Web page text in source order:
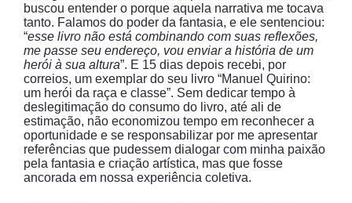
buscou entender o porque aquela narrativa me tocava
tanto. Falamos do poder da fantasia, e ele sentenciou:
“esse livro não está combinando com suas reflexões,
me passe seu endereço, vou enviar a história de um
herói à sua altura”. E 15 dias depois recebi, por
correios, um exemplar do seu livro “Manuel Quirino:
um herói da raça e classe”. Sem dedicar tempo à
deslegitimação do consumo do livro, até ali de
estimação, não economizou tempo em reconhecer a
oportunidade e se responsabilizar por me apresentar
referências que pudessem dialogar com minha paixão
pela fantasia e criação artística, mas que fosse
ancorada em nossa experiência coletiva.